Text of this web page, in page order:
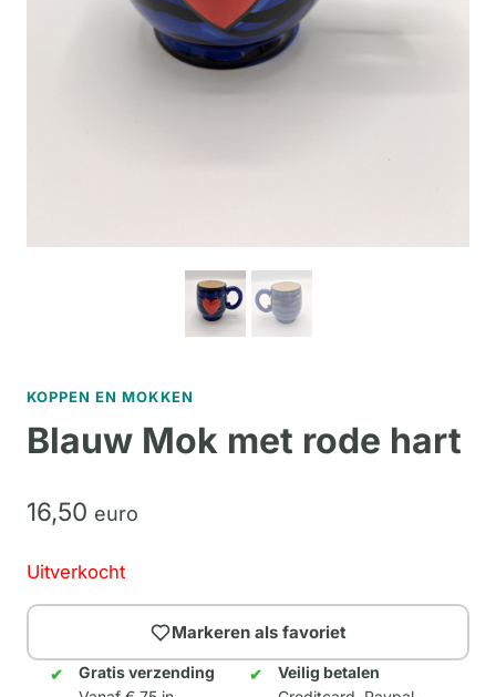
KOPPEN EN MOKKEN
Blauw Mok met rode hart
16,50 euro
Uitverkocht
Markeren als favoriet
Gratis verzending
Veilig betalen